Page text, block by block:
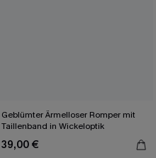
Geblümter Ärmelloser Romper mit
Taillenband in Wickeloptik
39,00 €